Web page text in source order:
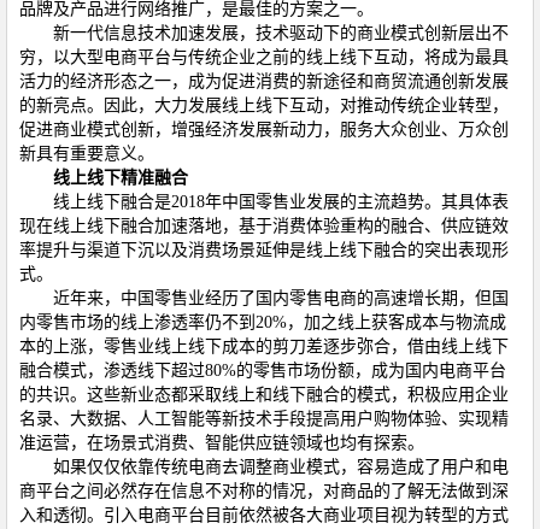
品牌及产品进行网络推广，是最佳的方案之一。
新一代信息技术加速发展，技术驱动下的商业模式创新层出不
穷，以大型电商平台与传统企业之前的线上线下互动，将成为最具
活力的经济形态之一，成为促进消费的新途径和商贸流通创新发展
的新亮点。因此，大力发展线上线下互动，对推动传统企业转型，
促进商业模式创新，增强经济发展新动力，服务大众创业、万众创
新具有重要意义。
线上线下精准融合
线上线下融合是2018年中国零售业发展的主流趋势。其具体表
现在线上线下融合加速落地，基于消费体验重构的融合、供应链效
率提升与渠道下沉以及消费场景延伸是线上线下融合的突出表现形
式。
近年来，中国零售业经历了国内零售电商的高速增长期，但国
内零售市场的线上渗透率仍不到20%，加之线上获客成本与物流成
本的上涨，零售业线上线下成本的剪刀差逐步弥合，借由线上线下
融合模式，渗透线下超过80%的零售市场份额，成为国内电商平台
的共识。这些新业态都采取线上和线下融合的模式，积极应用企业
名录、大数据、人工智能等新技术手段提高用户购物体验、实现精
准运营，在场景式消费、智能供应链领域也均有探索。
如果仅仅依靠传统电商去调整商业模式，容易造成了用户和电
商平台之间必然存在信息不对称的情况，对商品的了解无法做到深
入和透彻。引入电商平台目前依然被各大商业项目视为转型的方式